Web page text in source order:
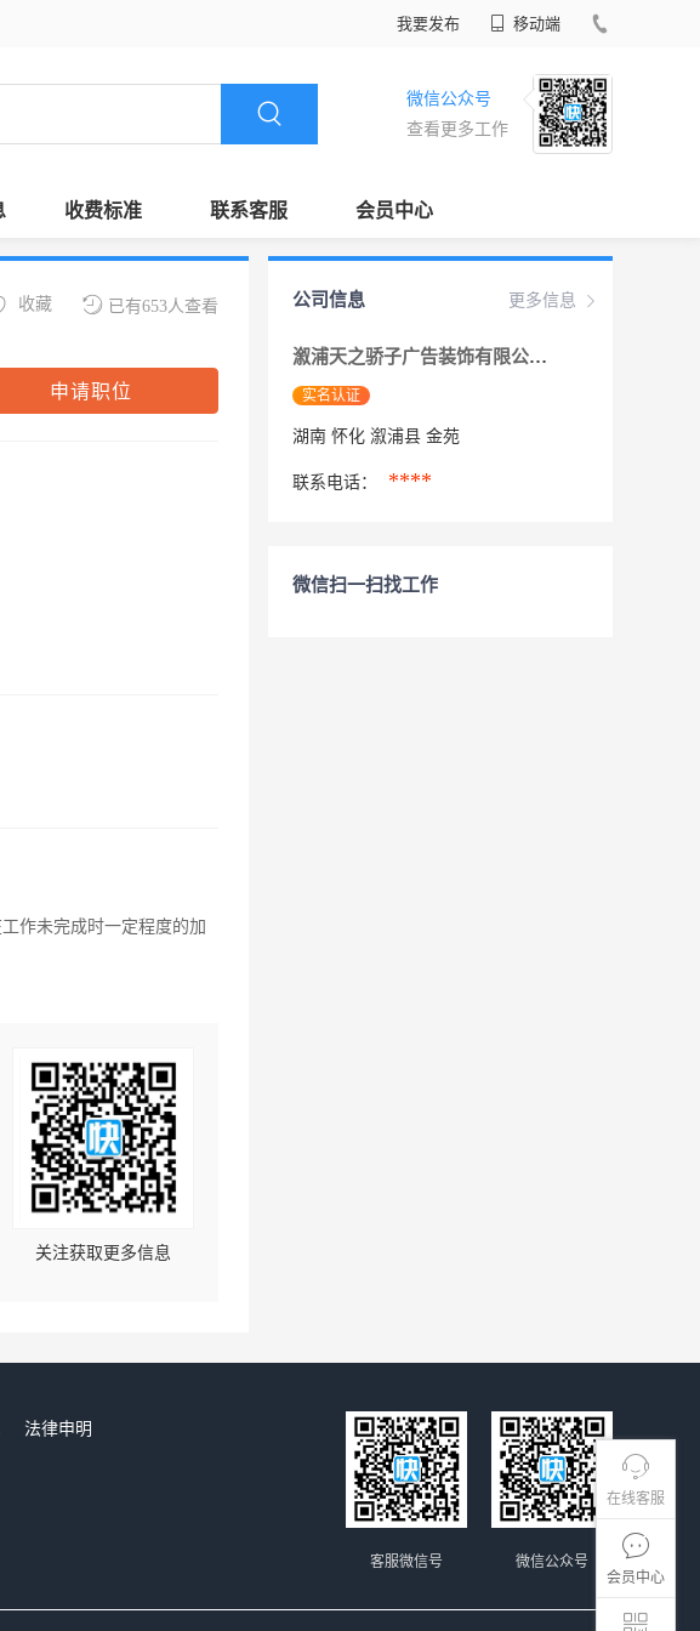
我要发布 移动端
微信公众号
查看更多工作
收费标准 联系客服 会员中心
在线客服
会员中心
已有653人查看
收藏
申请职位
作未完成时一定程度的加
关注获取更多信息
更多信息
公司信息
溆浦天之骄子广告装饰有限公司
实名认证
湖南 怀化 溆浦县 金苑
联系电话： ****
微信扫一扫找工作
法律申明
微信公众号
客服微信号